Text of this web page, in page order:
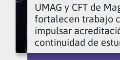
UMAG y CFT de
fortalecen trabajo
impulsar
continuidad de